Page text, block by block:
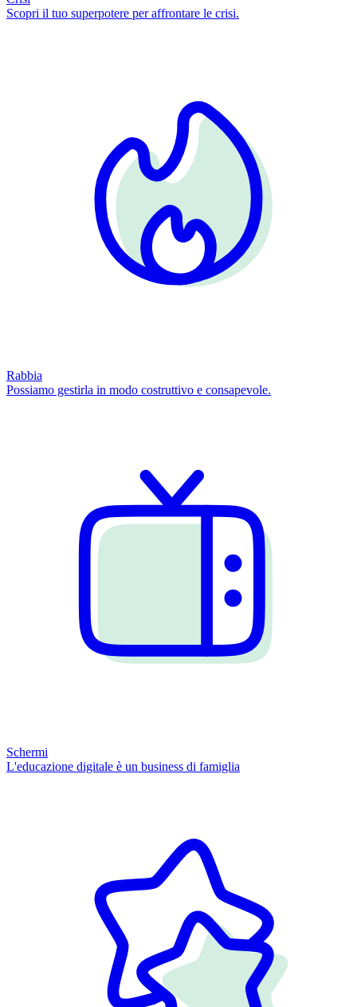
Scopri il tuo superpotere per affrontare le crisi.
Rabbia
Possiamo gestirla in modo costruttivo e consapevole.
Schermi
L'educazione digitale è un business di famiglia